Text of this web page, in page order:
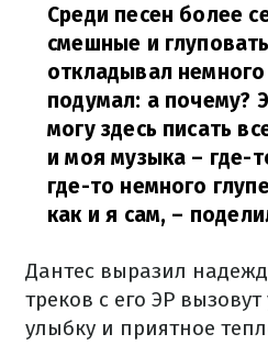
Среди песен более
смешные и
откладывал
подумал: а почему?
могу здесь писать
и моя музыка – где-
где-то немного
как и я сам, –
Дантес выразил
треков с его ЭР
улыбку и приятное